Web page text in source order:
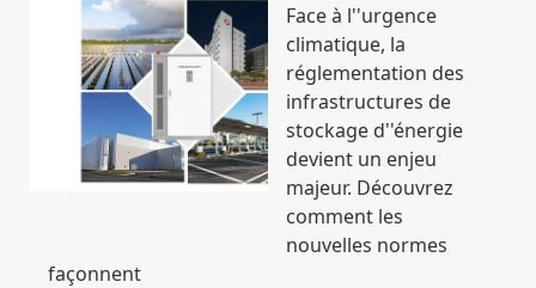
Face à l''urgence
climatique, la
réglementation des
infrastructures de
stockage d''énergie
devient un enjeu
majeur. Découvrez
comment les
nouvelles normes
façonnent